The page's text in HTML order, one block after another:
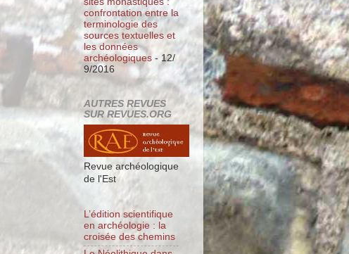
confrontation entre la
terminologie des
sources textuelles et
les données
archéologiques - 12/
9/2016
AUTRES REVUES
SUR REVUES.ORG
Revue archéologique
de l'Est
L’édition scientifique
en archéologie : la
croisée des chemins